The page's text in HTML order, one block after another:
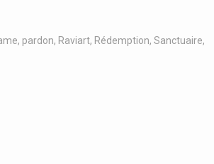
, pardon, Raviart, Rédemption, Sanctuaire,